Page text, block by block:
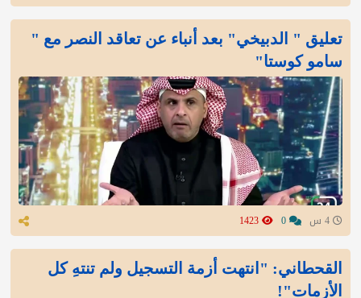
تعليق " الدبيخي" بعد أنباء عن تعاقد النصر مع "
سامو كوستا"
القحطاني: "انتهت أزمة التسجيل ولم تنتهِ كل
الأزمات"!